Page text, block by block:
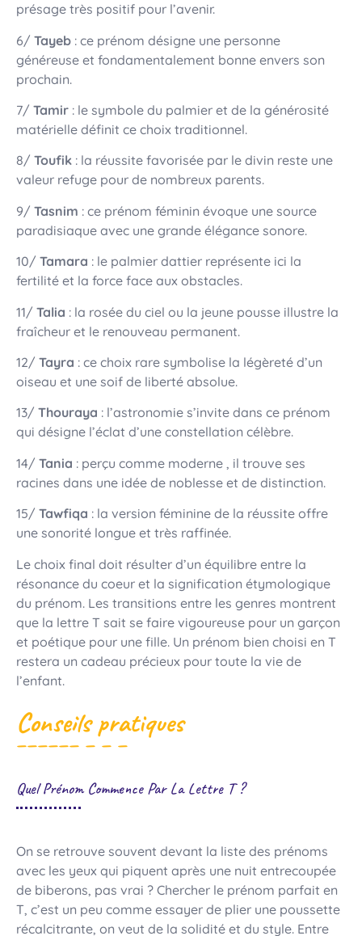
présage très positif pour l’avenir.
6/ Tayeb : ce prénom désigne une personne
généreuse et fondamentalement bonne envers son
prochain.
7/ Tamir : le symbole du palmier et de la générosité
matérielle définit ce choix traditionnel.
8/ Toufik : la réussite favorisée par le divin reste une
valeur refuge pour de nombreux parents.
9/ Tasnim : ce prénom féminin évoque une source
paradisiaque avec une grande élégance sonore.
10/ Tamara : le palmier dattier représente ici la
fertilité et la force face aux obstacles.
11/ Talia : la rosée du ciel ou la jeune pousse illustre la
fraîcheur et le renouveau permanent.
12/ Tayra : ce choix rare symbolise la légèreté d’un
oiseau et une soif de liberté absolue.
13/ Thouraya : l’astronomie s’invite dans ce prénom
qui désigne l’éclat d’une constellation célèbre.
14/ Tania : perçu comme moderne , il trouve ses
racines dans une idée de noblesse et de distinction.
15/ Tawfiqa : la version féminine de la réussite offre
une sonorité longue et très raffinée.
Le choix final doit résulter d’un équilibre entre la
résonance du coeur et la signification étymologique
du prénom. Les transitions entre les genres montrent
que la lettre T sait se faire vigoureuse pour un garçon
et poétique pour une fille. Un prénom bien choisi en T
restera un cadeau précieux pour toute la vie de
l’enfant.
Conseils pratiques
Quel Prénom Commence Par La Lettre T ?
On se retrouve souvent devant la liste des prénoms
avec les yeux qui piquent après une nuit entrecoupée
de biberons, pas vrai ? Chercher le prénom parfait en
T, c’est un peu comme essayer de plier une poussette
récalcitrante, on veut de la solidité et du style. Entre